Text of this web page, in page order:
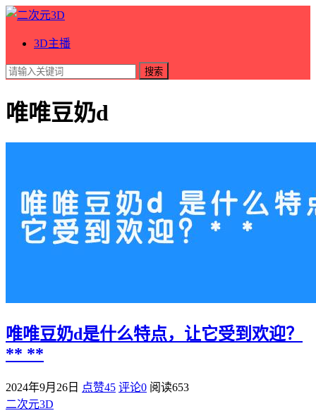
3D主播
搜索
唯唯豆奶d
唯唯豆奶d是什么特点，让它受到欢迎？
** **
2024年9月26日 点赞45 评论0 阅读653
二次元3D